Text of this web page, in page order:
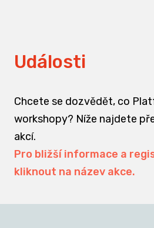
Události
Chcete se dozvědět, co
workshopy? Níže najdete
akcí.
Pro bližší informace a
kliknout na název akce.